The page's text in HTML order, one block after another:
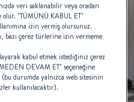
veri saklanabilir veya oradan
"TÜMÜNÜ KABUL ET"
izin vermiş olursunuz.
çerez türlerine izin vermeme
kabul etmek istediğiniz çerez
DEVAM ET" seçeneğine
durumda yalnızca web sitesinin
kullanılacaktır).